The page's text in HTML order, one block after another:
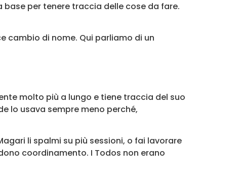
per tenere traccia delle cose da fare.
cambio di nome. Qui parliamo di un
molto più a lungo e tiene traccia del suo
lo usava sempre meno perché,
li spalmi su più sessioni, o fai lavorare
coordinamento. I Todos non erano